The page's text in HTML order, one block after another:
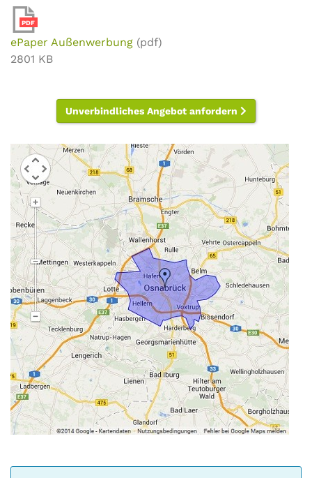
PDF
ePaper Außenwerbung (pdf)
2801 KB
Unverbindliches Angebot anfordern